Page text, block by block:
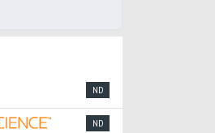
ND
ND